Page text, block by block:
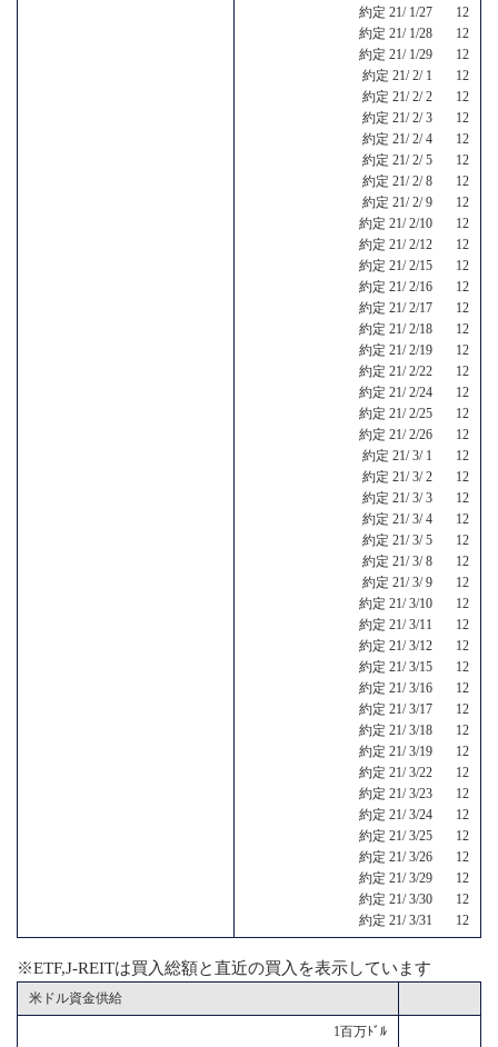
約定 21/ 1/27 12
約定 21/ 1/28 12
約定 21/ 1/29 12
約定 21/ 2/ 1 12
約定 21/ 2/ 2 12
約定 21/ 2/ 3 12
約定 21/ 2/ 4 12
約定 21/ 2/ 5 12
約定 21/ 2/ 8 12
約定 21/ 2/ 9 12
約定 21/ 2/10 12
約定 21/ 2/12 12
約定 21/ 2/15 12
約定 21/ 2/16 12
約定 21/ 2/17 12
約定 21/ 2/18 12
約定 21/ 2/19 12
約定 21/ 2/22 12
約定 21/ 2/24 12
約定 21/ 2/25 12
約定 21/ 2/26 12
約定 21/ 3/ 1 12
約定 21/ 3/ 2 12
約定 21/ 3/ 3 12
約定 21/ 3/ 4 12
約定 21/ 3/ 5 12
約定 21/ 3/ 8 12
約定 21/ 3/ 9 12
約定 21/ 3/10 12
約定 21/ 3/11 12
約定 21/ 3/12 12
約定 21/ 3/15 12
約定 21/ 3/16 12
約定 21/ 3/17 12
約定 21/ 3/18 12
約定 21/ 3/19 12
約定 21/ 3/22 12
約定 21/ 3/23 12
約定 21/ 3/24 12
約定 21/ 3/25 12
約定 21/ 3/26 12
約定 21/ 3/29 12
約定 21/ 3/30 12
約定 21/ 3/31 12
※ETF,J-REITは買入総額と直近の買入を表示しています
米ドル資金供給
1百万ﾄﾞﾙ